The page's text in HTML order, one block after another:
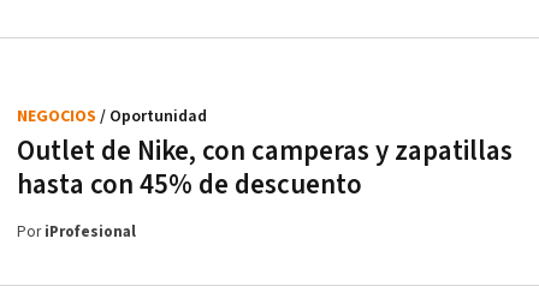
Outlet de Nike, con camperas y zapatillas
hasta con 45% de descuento
NEGOCIOS / Oportunidad
PoriProfesional